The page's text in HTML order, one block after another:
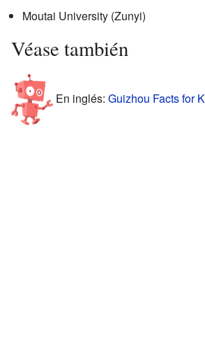
Moutai University (Zunyi)
Véase también
En inglés: Guizhou Facts for